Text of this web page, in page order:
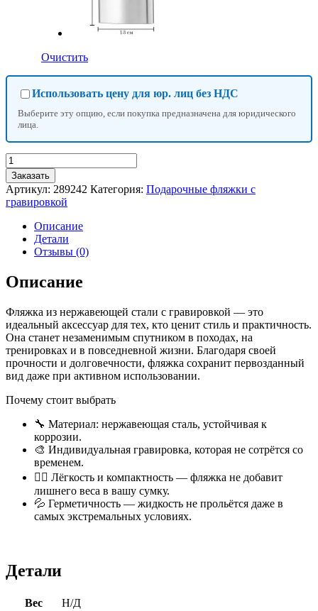
Очистить
Использовать цену для юр. лиц без НДС
Выберите эту опцию, если покупка предназначена для юридического
лица.
Количество
товара
Фляжка
нержавеющая
сталь
гравировкой
Заказать
Артикул: 289242 Категория: Подарочные фляжки с
гравировкой
Описание
Детали
Отзывы (0)
Описание
Фляжка из нержавеющей стали с гравировкой — это
идеальный аксессуар для тех, кто ценит стиль и практичность.
Она станет незаменимым спутником в походах, на
тренировках и в повседневной жизни. Благодаря своей
прочности и долговечности, фляжка сохранит первозданный
вид даже при активном использовании.
Почему стоит выбрать
🔧 Материал: нержавеющая сталь, устойчивая к
коррозии.
🎨 Индивидуальная гравировка, которая не сотрётся со
временем.
🏋️‍♂️ Лёгкость и компактность — фляжка не добавит
лишнего веса в вашу сумку.
💦 Герметичность — жидкость не прольётся даже в
самых экстремальных условиях.
Детали
Вес
Н/Д